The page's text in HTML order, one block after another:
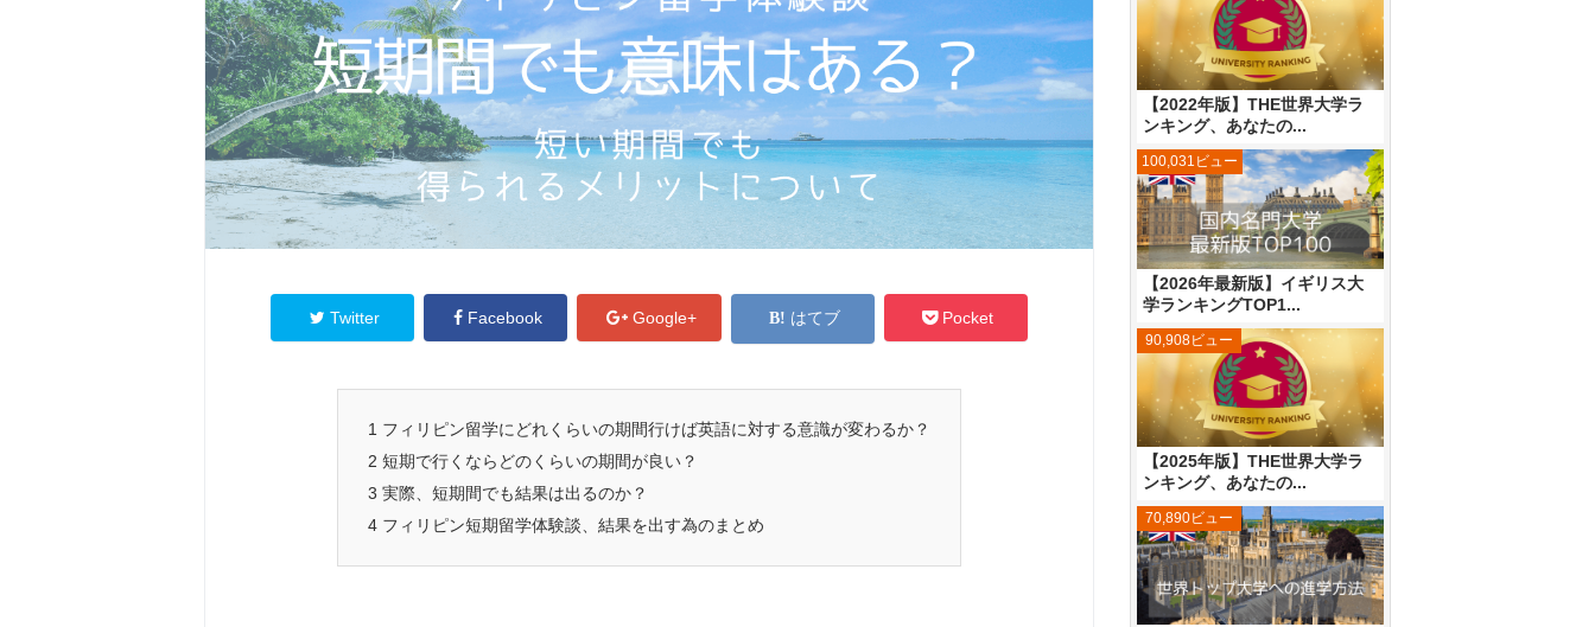
Twitter Facebook Google+ はてブ Pocket
1 フィリピン留学にどれくらいの期間行けば英語に対する意識が変わるか？
2 短期で行くならどのくらいの期間が良い？
3 実際、短期間でも結果は出るのか？
4 フィリピン短期留学体験談、結果を出す為のまとめ
【2022年版】THE世界大学ラ
ンキング、あなたの...
【2026年最新版】イギリス大
学ランキングTOP1...
100,031ビュー
【2025年版】THE世界大学ラ
ンキング、あなたの...
90,908ビュー
70,890ビュー